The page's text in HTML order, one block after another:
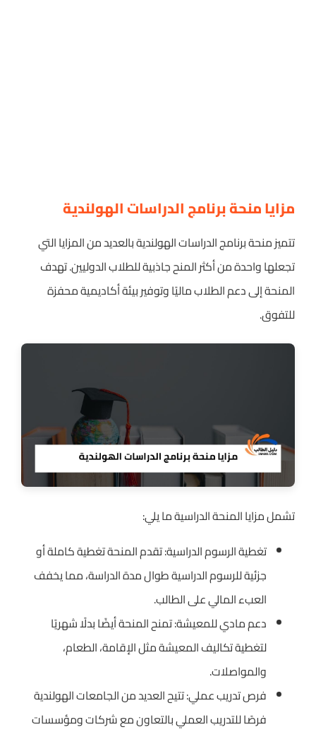
مزايا منحة برنامج الدراسات الهولندية
تتميز منحة برنامج الدراسات الهولندية بالعديد من المزايا التي
تجعلها واحدة من أكثر المنح جاذبية للطلاب الدوليين. تهدف
المنحة إلى دعم الطلاب ماليًا وتوفير بيئة أكاديمية محفزة
للتفوق.
تشمل مزايا المنحة الدراسية ما يلي:
تغطية الرسوم الدراسية: تقدم المنحة تغطية كاملة أو
جزئية للرسوم الدراسية طوال مدة الدراسة، مما يخفف
العبء المالي على الطالب.
دعم مادي للمعيشة: تمنح المنحة أيضًا بدلًا شهريًا
لتغطية تكاليف المعيشة مثل الإقامة، الطعام،
والمواصلات.
فرص تدريب عملي: تتيح العديد من الجامعات الهولندية
فرصًا للتدريب العملي بالتعاون مع شركات ومؤسسات